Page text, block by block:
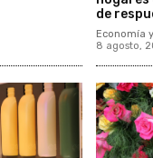
de
Economía
8 agosto,